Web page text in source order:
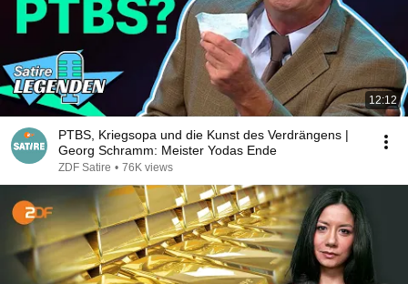
12:12
PTBS, Kriegsopa und die Kunst des Verdrängens |
Georg Schramm: Meister Yodas Ende
ZDF Satire • 76K views